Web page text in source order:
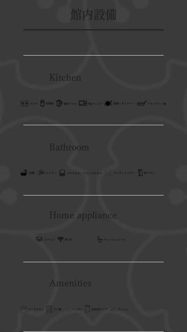
館内設備
Kitchen
Bathroom
Home appliance
Amenities